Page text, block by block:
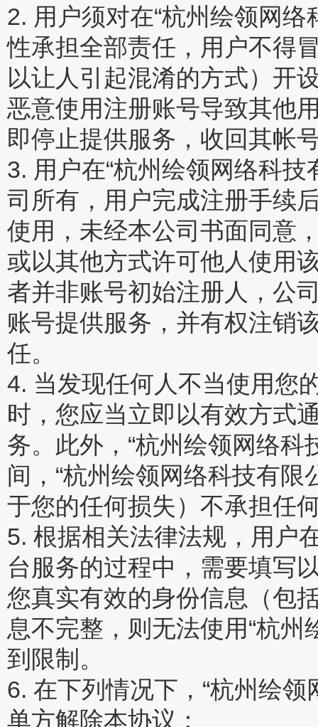
2. 用户须对在“杭州绘领网
性承担全部责任，用户不得
以让人引起混淆的方式）开
恶意使用注册账号导致其他
即停止提供服务，收回其帐
3. 用户在“杭州绘领网络科
司所有，用户完成注册手续
使用，未经本公司书面同意
或以其他方式许可他人使用
者并非账号初始注册人，公
账号提供服务，并有权注销
任。
4. 当发现任何人不当使用您
时，您应当立即以有效方式
务。此外，“杭州绘领网络
间，“杭州绘领网络科技有
于您的任何损失）不承担任
5. 根据相关法律法规，用户
台服务的过程中，需要填写
您真实有效的身份信息（包
息不完整，则无法使用“杭
到限制。
6. 在下列情况下，“杭州绘
单方解除本协议：